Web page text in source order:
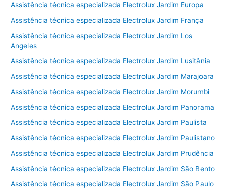
Assistência técnica especializada Electrolux Jardim Europa
Assistência técnica especializada Electrolux Jardim França
Assistência técnica especializada Electrolux Jardim Los
Angeles
Assistência técnica especializada Electrolux Jardim Lusitânia
Assistência técnica especializada Electrolux Jardim Marajoara
Assistência técnica especializada Electrolux Jardim Morumbi
Assistência técnica especializada Electrolux Jardim Panorama
Assistência técnica especializada Electrolux Jardim Paulista
Assistência técnica especializada Electrolux Jardim Paulistano
Assistência técnica especializada Electrolux Jardim Prudência
Assistência técnica especializada Electrolux Jardim São Bento
Assistência técnica especializada Electrolux Jardim São Paulo